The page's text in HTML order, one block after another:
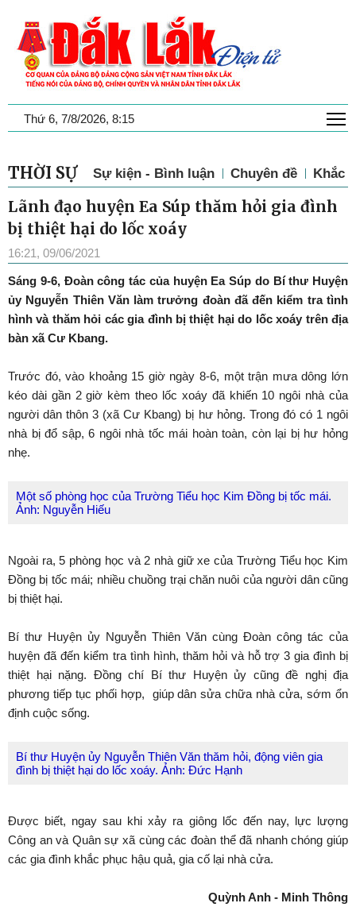
Thứ 6, 7/8/2026, 8:15
THỜI SỰ Sự kiện - Bình luận Chuyên đề Khắc
Lãnh đạo huyện Ea Súp thăm hỏi gia đình
bị thiệt hại do lốc xoáy
16:21, 09/06/2021
Sáng 9-6, Đoàn công tác của huyện Ea Súp do Bí thư Huyện
ủy Nguyễn Thiên Văn làm trưởng đoàn đã đến kiểm tra tình
hình và thăm hỏi các gia đình bị thiệt hại do lốc xoáy trên địa
bàn xã Cư Kbang.
Trước đó, vào khoảng 15 giờ ngày 8-6, một trận mưa dông lớn
kéo dài gần 2 giờ kèm theo lốc xoáy đã khiến 10 ngôi nhà của
người dân thôn 3 (xã Cư Kbang) bị hư hỏng. Trong đó có 1 ngôi
nhà bị đổ sập, 6 ngôi nhà tốc mái hoàn toàn, còn lại bị hư hỏng
nhẹ.
Một số phòng học của Trường Tiểu học Kim Đồng bị tốc mái.
Ảnh: Nguyễn Hiếu
Ngoài ra, 5 phòng học và 2 nhà giữ xe của Trường Tiểu học Kim
Đồng bị tốc mái; nhiều chuồng trại chăn nuôi của người dân cũng
bị thiệt hại.
Bí thư Huyện ủy Nguyễn Thiên Văn cùng Đoàn công tác của
huyện đã đến kiểm tra tình hình, thăm hỏi và hỗ trợ 3 gia đình bị
thiệt hại nặng. Đồng chí Bí thư Huyện ủy cũng đề nghị địa
phương tiếp tục phối hợp, giúp dân sửa chữa nhà cửa, sớm ổn
định cuộc sống.
Bí thư Huyện ủy Nguyễn Thiên Văn thăm hỏi, động viên gia
đình bị thiệt hại do lốc xoáy. Ảnh: Đức Hạnh
Được biết, ngay sau khi xảy ra giông lốc đến nay, lực lượng
Công an và Quân sự xã cùng các đoàn thể đã nhanh chóng giúp
các gia đình khắc phục hậu quả, gia cố lại nhà cửa.
Quỳnh Anh - Minh Thông